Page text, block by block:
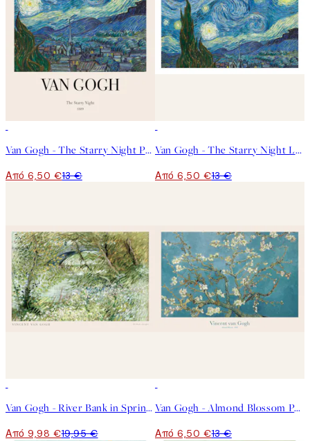
Van Gogh - The Starry Night Poster
Από 6,50 €13 €
Van Gogh - The Starry Night Landscape Poster
Από 6,50 €13 €
Van Gogh - River Bank in Springtime Landscape Poster
Από 9,98 €19,95 €
Van Gogh - Almond Blossom Poster
Από 6,50 €13 €